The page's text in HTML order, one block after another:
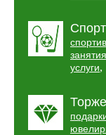
Спорт
услуги,